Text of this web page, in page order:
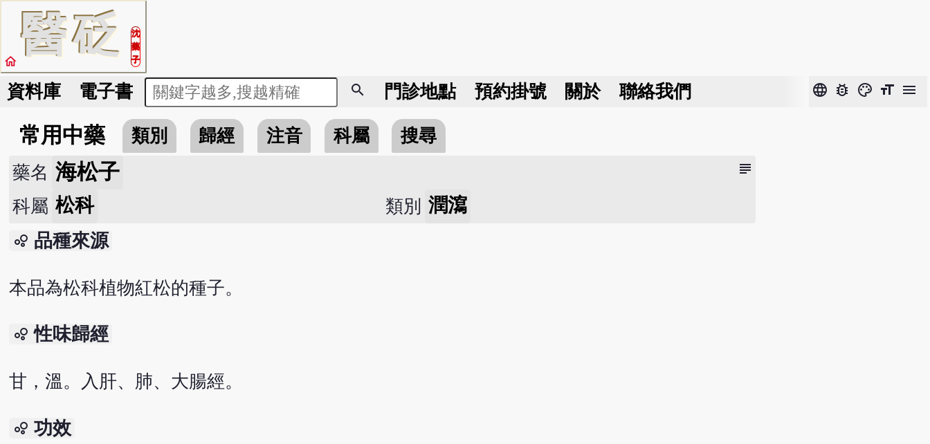
醫砭
沈
藥
子
home
資料庫 電子書 search 門診地點 預約掛號 關於 聯絡我們 language bug_report color_lens format_size menu
常用中藥 類別 歸經 注音 科屬 搜尋
subject
藥名 海松子
科屬 松科 類別 潤瀉
bubble_chart 品種來源
本品為松科植物紅松的種子。
bubble_chart 性味歸經
甘，溫。入肝、肺、大腸經。
bubble_chart 功效